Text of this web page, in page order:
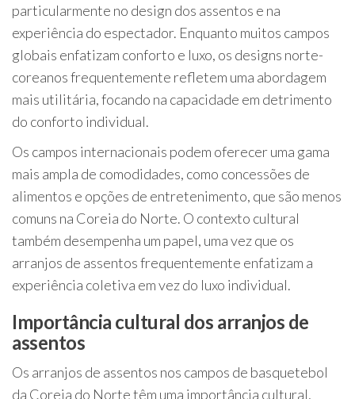
particularmente no design dos assentos e na
experiência do espectador. Enquanto muitos campos
globais enfatizam conforto e luxo, os designs norte-
coreanos frequentemente refletem uma abordagem
mais utilitária, focando na capacidade em detrimento
do conforto individual.
Os campos internacionais podem oferecer uma gama
mais ampla de comodidades, como concessões de
alimentos e opções de entretenimento, que são menos
comuns na Coreia do Norte. O contexto cultural
também desempenha um papel, uma vez que os
arranjos de assentos frequentemente enfatizam a
experiência coletiva em vez do luxo individual.
Importância cultural dos arranjos de
assentos
Os arranjos de assentos nos campos de basquetebol
da Coreia do Norte têm uma importância cultural,